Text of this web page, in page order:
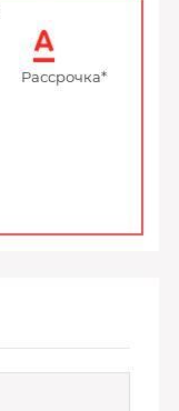
Рассрочка*